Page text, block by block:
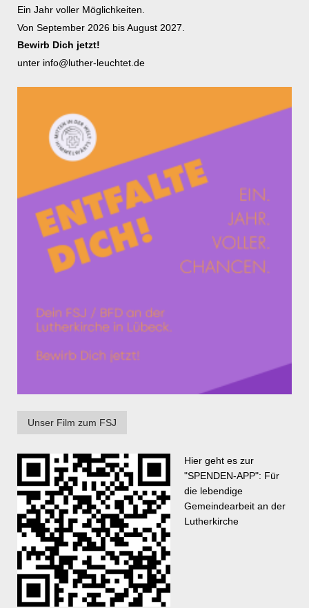
Ein Jahr voller Möglichkeiten.
Von September 2026 bis August 2027.
Bewirb Dich jetzt!
unter info@luther-leuchtet.de
Unser Film zum FSJ
Hier geht es zur
"SPENDEN-APP": Für
die lebendige
Gemeindearbeit an der
Lutherkirche